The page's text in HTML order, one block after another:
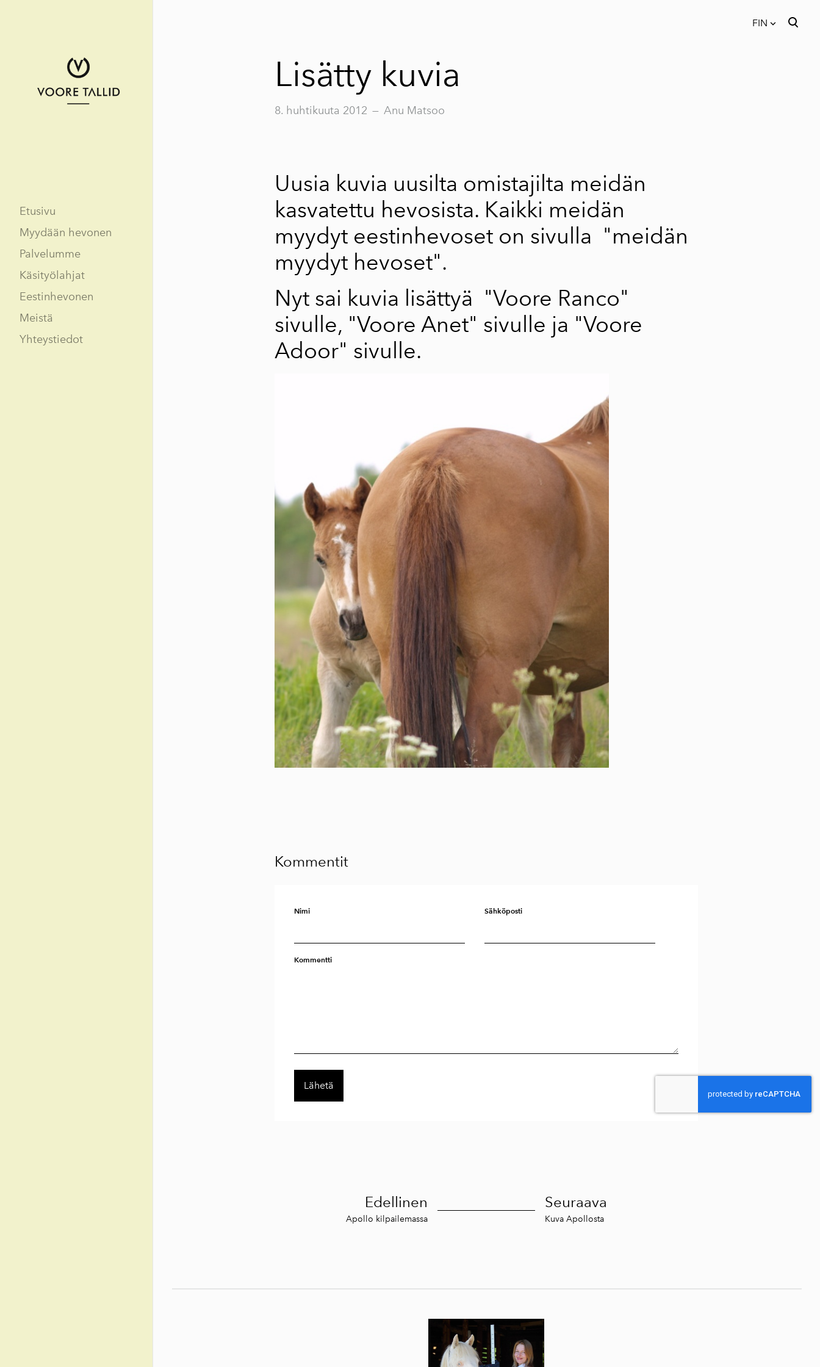
FIN
Etusivu
Myydään hevonen
Palvelumme
Käsityölahjat
Eestinhevonen
Meistä
Yhteystiedot
Lisätty kuvia
8. huhtikuuta 2012 — Anu Matsoo
Uusia kuvia uusilta omistajilta meidän
kasvatettu hevosista. Kaikki meidän
myydyt eestinhevoset on sivulla "meidän
myydyt hevoset".
Nyt sai kuvia lisättyä "Voore Ranco"
sivulle, "Voore Anet" sivulle ja "Voore
Adoor" sivulle.
Kommentit
Nimi Sähköposti
Kommentti
Edellinen
Apollo kilpailemassa
Seuraava
Kuva Apollosta